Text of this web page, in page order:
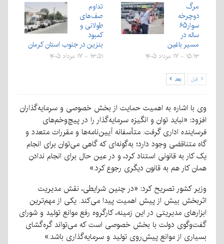
مرگ
دوچرخه
سوار۶۵
ساله در
مسیر باغین
۱۵:۱۳ - ۱۷ مرداد ۱۴۰۵
تداوم
صف‌های
طولانی و
کمبود
بنزین در جنوب استان کرمان
۱۳:۵۱ - ۱۷ مرداد ۱۴۰۵
قبل بعد
وی با اشاره به اهمیت حمایت از بخش خصوصی و سرمایه‌گذاران
افزود: «نباید توان و انگیزه سرمایه‌گذار را در پیچ‌و‌خم‌های
فرساینده اداری گرفت. متأسفانه آیین‌نامه‌ها و مقررات متعدد و
گاه متناقضی وجود دارد؛ به‌گونه‌ای که گاهی می‌توان برای انجام
یک کار به قانونی استناد کرد، و در عین حال برای انجام ندادن
همان کار هم به قانون دیگری رجوع کرد.»
وزیر کشور تصریح کرد: «در چنین شرایطی، نقش مدیریت
اثربخش بیش از پیش اهمیت پیدا می‌کند. یکی از مهم‌ترین
ابزارهای مدیریتی در این زمینه، کارگروه رفع موانع تولید و شورای
گفت‌وگوی دولت با بخش خصوصی است که می‌تواند گره‌گشای
بسیاری از موانع پیش‌روی تولید و سرمایه‌گذاری باشد.»